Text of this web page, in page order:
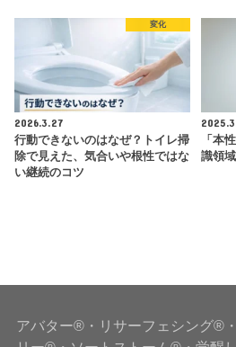
変化
2026.3.27
行動できないのはなぜ？トイレ掃
除で見えた、気合いや根性ではな
い継続のコツ
「本
識領
アバター®・リサーフェシング®